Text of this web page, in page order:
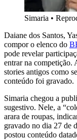
Simaria •
Daiane dos Santos,
compor o elenco do
pode revelar
entrar na competição.
stories antigos como
conteúdo foi gravado.
Simaria chegou a
sugestivo. Nele, a
arara de roupas,
gravado no dia 27 de
postou conteúdo